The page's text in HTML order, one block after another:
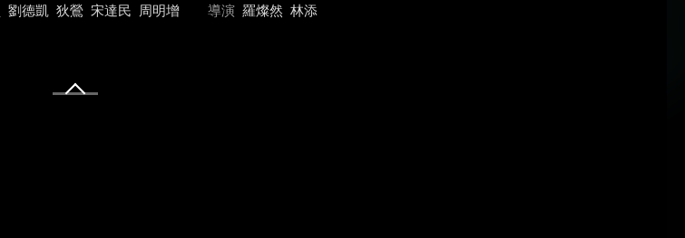
劉德凱 狄鶯 宋達民 周明增 導演 羅燦然 林添